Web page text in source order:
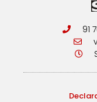
91